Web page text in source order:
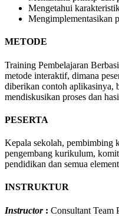
Mengetahui
Mengimplementasikan
METODE
Training Pembelajaran
metode interaktif, dimana
diberikan contoh aplikasinya,
mendiskusikan proses dan
PESERTA
Kepala sekolah, pembimbing
pengembang kurikulum,
pendidikan dan semua
INSTRUKTUR
Instructor: Consultant